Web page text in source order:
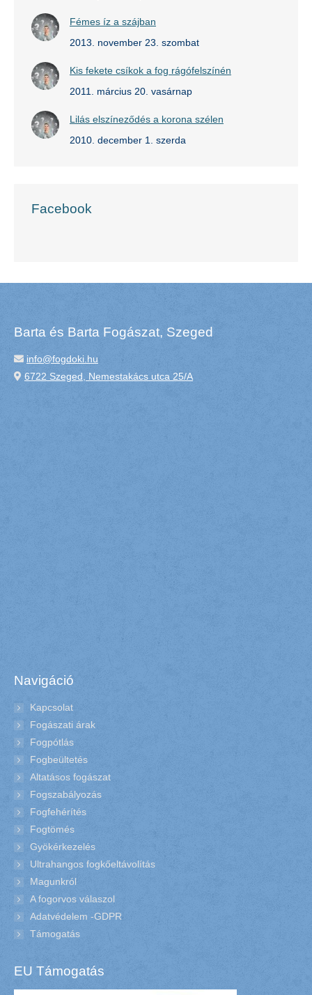
Fémes íz a szájban
2013. november 23. szombat
Kis fekete csíkok a fog rágófelszínén
2011. március 20. vasárnap
Lilás elszíneződés a korona szélen
2010. december 1. szerda
Facebook
Barta és Barta Fogászat, Szeged
info@fogdoki.hu
6722 Szeged, Nemestakács utca 25/A
Navigáció
Kapcsolat
Fogászati árak
Fogpótlás
Fogbeültetés
Altatásos fogászat
Fogszabályozás
Fogfehérítés
Fogtömés
Gyökérkezelés
Ultrahangos fogkőeltávolítás
Magunkról
A fogorvos válaszol
Adatvédelem -GDPR
Támogatás
EU Támogatás